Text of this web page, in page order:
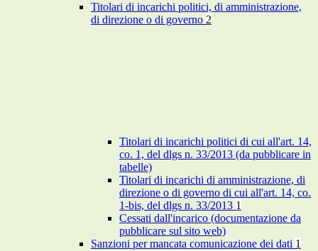
Titolari di incarichi politici, di amministrazione,
di direzione o di governo 2
Titolari di incarichi politici di cui all'art. 14,
co. 1, del dlgs n. 33/2013 (da pubblicare in
tabelle)
Titolari di incarichi di amministrazione, di
direzione o di governo di cui all'art. 14, co.
1-bis, del dlgs n. 33/2013 1
Cessati dall'incarico (documentazione da
pubblicare sul sito web)
Sanzioni per mancata comunicazione dei dati 1